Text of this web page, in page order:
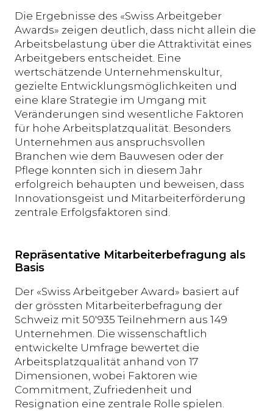
Die Ergebnisse des «Swiss Arbeitgeber
Awards» zeigen deutlich, dass nicht allein die
Arbeitsbelastung über die Attraktivität eines
Arbeitgebers entscheidet. Eine
wertschätzende Unternehmenskultur,
gezielte Entwicklungsmöglichkeiten und
eine klare Strategie im Umgang mit
Veränderungen sind wesentliche Faktoren
für hohe Arbeitsplatzqualität. Besonders
Unternehmen aus anspruchsvollen
Branchen wie dem Bauwesen oder der
Pflege konnten sich in diesem Jahr
erfolgreich behaupten und beweisen, dass
Innovationsgeist und Mitarbeiterförderung
zentrale Erfolgsfaktoren sind.
Repräsentative Mitarbeiterbefragung als
Basis
Der «Swiss Arbeitgeber Award» basiert auf
der grössten Mitarbeiterbefragung der
Schweiz mit 50'935 Teilnehmern aus 149
Unternehmen. Die wissenschaftlich
entwickelte Umfrage bewertet die
Arbeitsplatzqualität anhand von 17
Dimensionen, wobei Faktoren wie
Commitment, Zufriedenheit und
Resignation eine zentrale Rolle spielen.